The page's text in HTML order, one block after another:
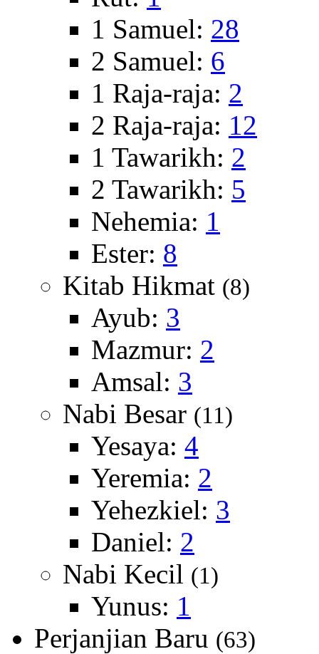
1 Samuel: 28
2 Samuel: 6
1 Raja-raja: 2
2 Raja-raja: 12
1 Tawarikh: 2
2 Tawarikh: 5
Nehemia: 1
Ester: 8
Kitab Hikmat (8)
Ayub: 3
Mazmur: 2
Amsal: 3
Nabi Besar (11)
Yesaya: 4
Yeremia: 2
Yehezkiel: 3
Daniel: 2
Nabi Kecil (1)
Yunus: 1
Perjanjian Baru (63)